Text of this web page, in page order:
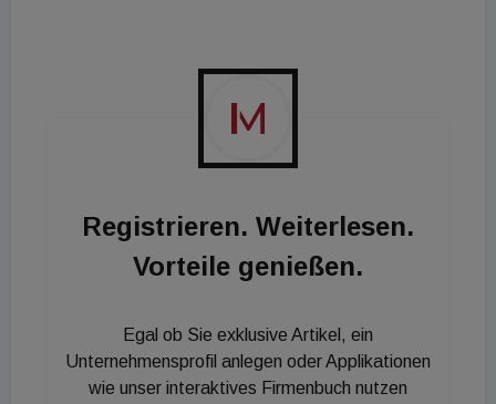
dürfte die Renditen derjenigen staatlichen
Emittenten, die am meisten von dem Programm
profitiert haben, d.h. der so genannten
Peripherieländer, unter Aufwärtsdruck setzen,
aufgrund der Quantitativen Straffung gezeigt
haben", so Kevin Thozet.
Registrieren. Weiterlesen.
Vorteile genießen.
Egal ob Sie exklusive Artikel, ein
Unternehmensprofil anlegen oder Applikationen
wie unser interaktives Firmenbuch nutzen